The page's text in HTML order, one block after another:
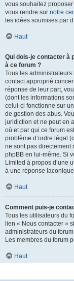
vous souhaitez
vous rendre sur notre
les idées soumises par
Haut
Qui dois-je contacter à
à ce forum ?
Tous les
contact approprié
réponse de leur part,
(dont les informations
celui-ci fonctionne sur
de gestion des abus.
juridiction et ne peut en
où et par qui ce forum
problème d’ordre légal
ne sont pas directement
phpBB en lui-même. Si
Limited à propos d’une
à une réponse
Haut
Comment puis-je
Tous les utilisateurs du
lien « Nous contacter »
administrateurs du
Les membres du forum
Haut